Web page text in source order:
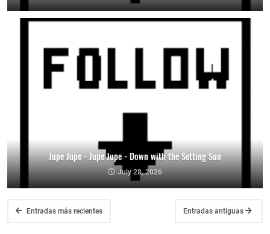
Jupe Jupe - Jupe Jupe - Down with the Setting Sun
July 28, 2026
Entradas más recientes Entradas antiguas